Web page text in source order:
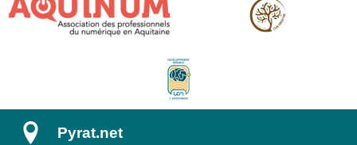
Pyrat.net